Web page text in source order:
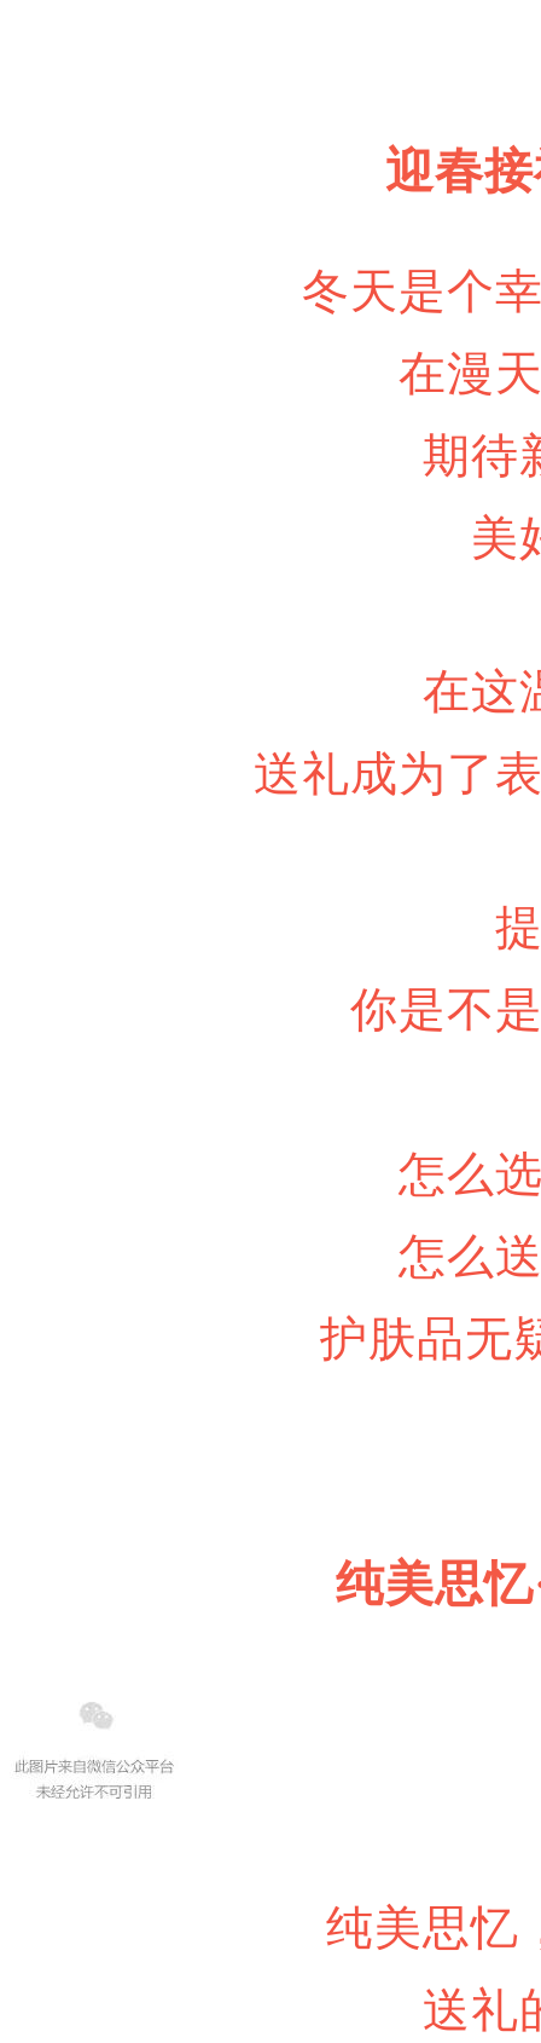
迎春
冬天是个
在漫
期待
美
在这
送礼成为了
你是不
怎么
怎么
护肤品无
纯美思
纯美思忆
送礼